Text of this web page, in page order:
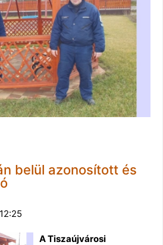
belül azonosított és
12:25
A Tiszaújvárosi